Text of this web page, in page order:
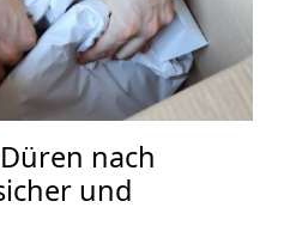
Düren nach
und